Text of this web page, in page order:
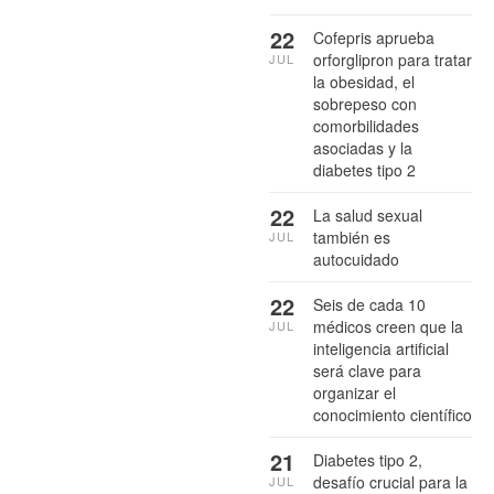
Cofepris aprueba
orforglipron para tratar
la obesidad, el
sobrepeso con
comorbilidades
asociadas y la
diabetes tipo 2
22
JUL
La salud sexual
también es
autocuidado
22
JUL
Seis de cada 10
médicos creen que la
inteligencia artificial
será clave para
organizar el
conocimiento científico
22
JUL
Diabetes tipo 2,
desafío crucial para la
21
JUL